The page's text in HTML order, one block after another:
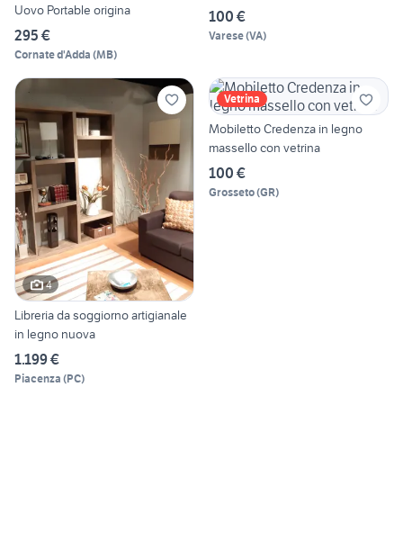
Uovo Portable origina
295 €
Cornate d'Adda (MB)
100 €
Varese(VA)
4
Libreria da soggiorno artigianale
in legno nuova
1.199 €
Piacenza (PC)
Vetrina
Mobiletto Credenza in legno
massello con vetrina
100 €
Grosseto(GR)